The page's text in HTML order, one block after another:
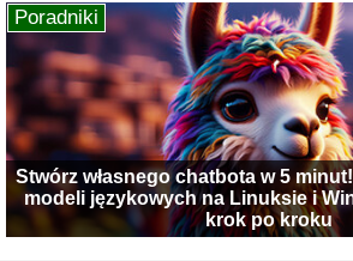
Stwórz własnego chatbota w 5
modeli językowych na Linuksie i
krok po kroku
Poradniki